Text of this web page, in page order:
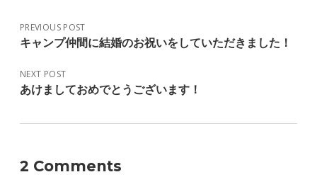
PREVIOUS POST
キャンプ仲間に結婚のお祝いをしていただきました！
NEXT POST
あけましておめでとうございます！
2 Comments